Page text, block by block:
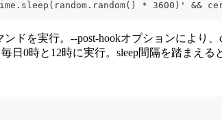
* 3600)' &&
ドを実行。--post-hookオプションによ
0時と12時に実行。sleep間隔を踏まえる